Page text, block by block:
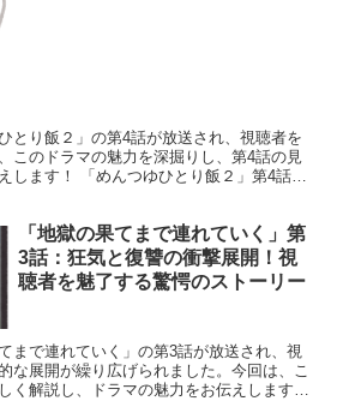
とり飯２」の第4話が放送され、視聴者を
このドラマの魅力を深掘りし、第4話の見
します！ 「めんつゆひとり飯２」第4話の
「地獄の果てまで連れていく」第
3話：狂気と復讐の衝撃展開！視
聴者を魅了する驚愕のストーリー
まで連れていく」の第3話が放送され、視
な展開が繰り広げられました。今回は、こ
く解説し、ドラマの魅力をお伝えします！